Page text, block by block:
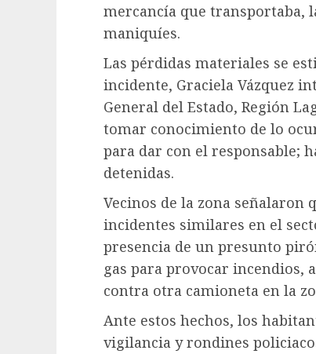
mercancía que transportaba,
maniquíes.
Las pérdidas materiales se
incidente, Graciela Vázquez
General del Estado, Región
tomar conocimiento de lo
para dar con el responsable;
detenidas.
Vecinos de la zona señalaron
incidentes similares en el
presencia de un presunto
gas para provocar incendios,
contra otra camioneta en la
Ante estos hechos, los
vigilancia y rondines